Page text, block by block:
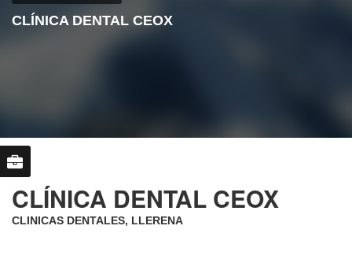
CLÍNICA DENTAL CEOX
CLÍNICA DENTAL CEOX
CLINICAS DENTALES, LLERENA